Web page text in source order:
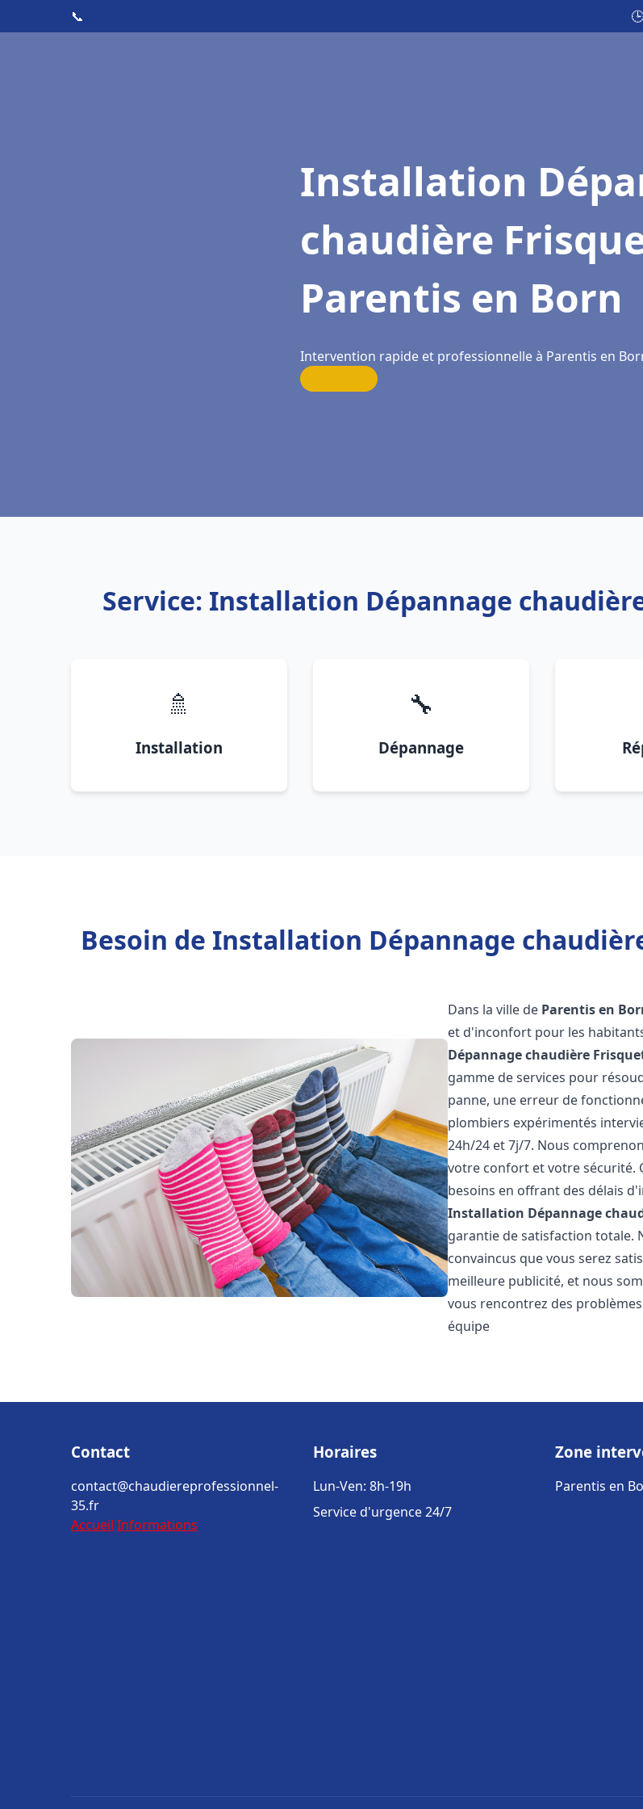
📞
Installation
chaudière
Parentis en Born
Intervention rapide et professionnelle à Parentis en
Service: Installation Dépannage
🚿
Installation
🔧
Dépannage
Besoin de Installation Dépannage
Dans la ville de Parentis en
et d'inconfort pour les
Dépannage chaudière
gamme de services pour
panne, une erreur de
plombiers expérimentés
24h/24 et 7j/7. Nous
votre confort et votre sécurité.
besoins en offrant des délais
Installation Dépannage
garantie de satisfaction totale.
convaincus que vous serez
meilleure publicité, et nous
vous rencontrez des
équipe
Contact
contact@chaudiereprofessionnel-
35.fr
Accueil Informations
Horaires
Lun-Ven: 8h-19h
Service d'urgence 24/7
Zone
Parentis en